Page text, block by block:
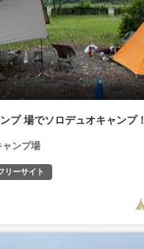
プ 場でソロデュオキャンプ！
ンプ場
リーサイト